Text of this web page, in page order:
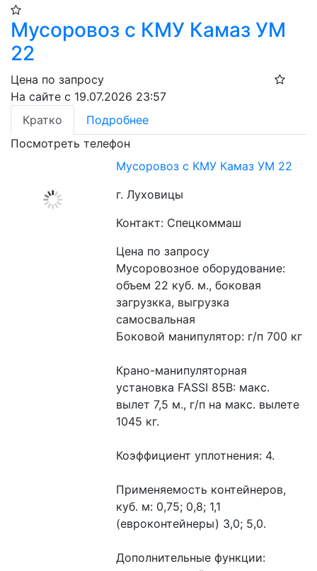
Мусоровоз с КМУ Камаз УМ
22
Цена по запросу
На сайте с 19.07.2026 23:57
Кратко
Подробнее
Посмотреть телефон
Мусоровоз с КМУ Камаз УМ 22
г. Луховицы
Контакт: Спецкоммаш
Цена по запросу
Мусоровозное оборудование:
объем 22 куб. м., боковая
загрузкка, выгрузка
самосвальная
Боковой манипулятор: г/п 700 кг
Крано-манипуляторная
установка FASSI 85B: макс.
вылет 7,5 м., г/п на макс. вылете
1045 кг.
Коэффициент уплотнения: 4.
Применяемость контейнеров,
куб. м: 0,75; 0,8; 1,1
(евроконтейнеры) 3,0; 5,0.
Дополнительные функции: